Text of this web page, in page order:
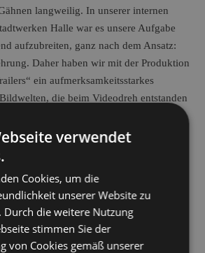
langweilig. In unserer internen
Halle war es unsere Aufgabe
aufzubreiten, ganz nach dem Ansatz:
Daher haben wir mit der Produktion
ein aufmerksamkeitsstarkes
die beim Videodreh entstanden
Medien für die gesamte Kampagne
Film entstanden Infobroschüren,
und eine fortlaufende
verwendet
Cookies, um die
unserer Website zu
Durch die weitere Nutzung
stimmen Sie der
von Cookies gemäß unserer